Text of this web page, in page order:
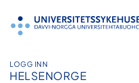
innhold
LOGG INN
HELSENORGE